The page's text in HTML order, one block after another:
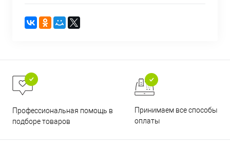
Профессиональная помощь в
подборе товаров
Принимаем все способы
оплаты